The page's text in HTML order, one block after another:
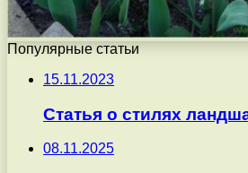
Популярные статьи
15.11.2023
Статья о стилях
08.11.2025